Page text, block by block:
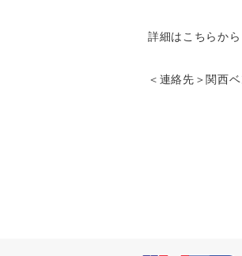
詳細はこちらか
＜連絡先＞関西